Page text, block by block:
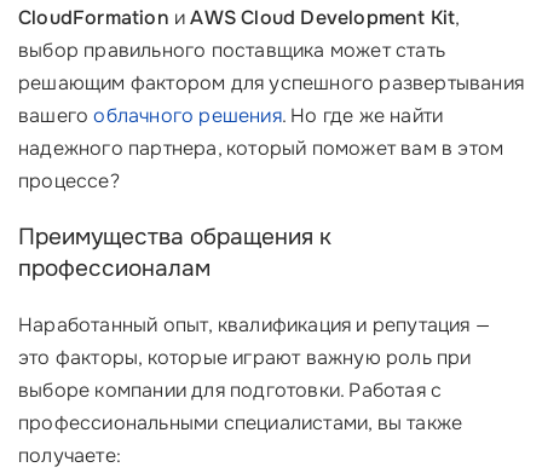
CloudFormation иAWS Cloud Development Kit,
выбор правильного поставщика может стать
решающим фактором для успешного развертывания
вашегооблачного решения. Но где же найти
надежного партнера, который поможет вам в этом
процессе?
Преимущества обращения к
профессионалам
Наработанный опыт, квалификация и репутация —
это факторы, которые играют важную роль при
выборе компании для подготовки. Работая с
профессиональными специалистами, вы также
получаете: